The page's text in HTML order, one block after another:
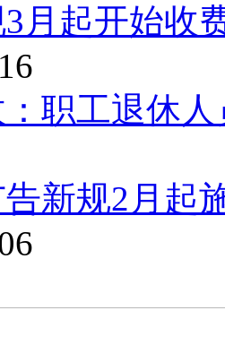
月起开始收
职工退休
新规2月起